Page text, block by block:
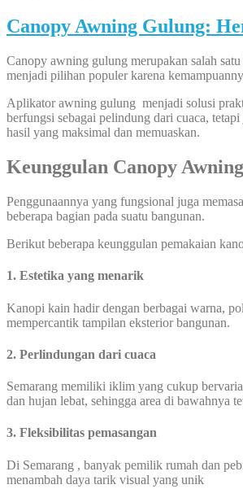
Canopy Awning Gulung:
Canopy awning gulung merupakan salah
menjadi pilihan populer karena
Aplikator awning gulung menjadi solusi
berfungsi sebagai pelindung dari cuaca,
hasil yang maksimal dan memuaskan.
Keunggulan Canopy
Penggunaannya yang fungsional juga
beberapa bagian pada suatu bangunan.
Berikut beberapa keunggulan pemakaian
1. Estetika yang menarik
Kanopi kain hadir dengan berbagai warna,
mempercantik tampilan eksterior bangunan.
2. Perlindungan dari cuaca
Semarang memiliki iklim yang cukup
dan hujan lebat, sehingga area di bawahnya
3. Fleksibilitas pemasangan
Di Semarang , banyak pemilik rumah dan
menambah daya tarik visual yang unik